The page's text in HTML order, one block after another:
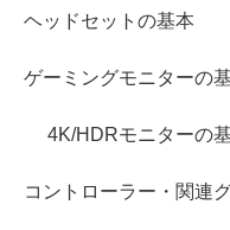
ヘッドセットの基本
ゲーミングモニターの
4K/HDRモニターの
コントローラー・関連